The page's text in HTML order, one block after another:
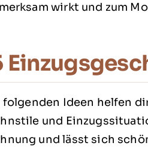
wirkt und zum
folgenden Ideen helfen
und
und lässt sich